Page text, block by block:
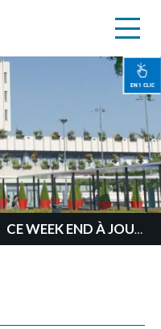
EN 1 CLIC
CE WEEK END À JOUÉ LÈS TOURS